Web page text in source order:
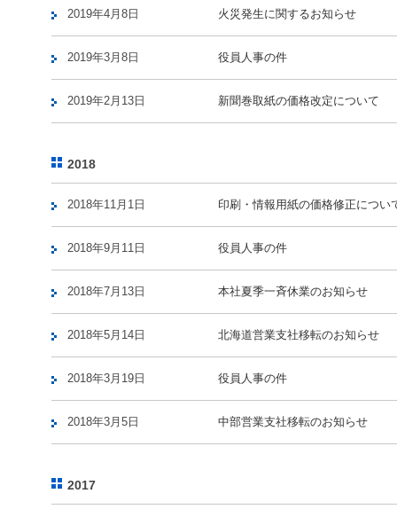
2019年4月8日 火災発生に関するお知らせ
2019年3月8日 役員人事の件
2019年2月13日 新聞巻取紙の価格改定について
2018
2018年11月1日 印刷・情報用紙の価格修正につい
2018年9月11日 役員人事の件
2018年7月13日 本社夏季一斉休業のお知らせ
2018年5月14日 北海道営業支社移転のお知らせ
2018年3月19日 役員人事の件
2018年3月5日 中部営業支社移転のお知らせ
2017